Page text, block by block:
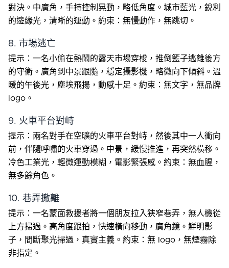
對決。中廣角，手持控制晃動，略低角度。城市藍光，銳利
的邊緣光，清晰的運動。約束：無慢動作，無跳切。
8. 市場逃亡
提示：一名小偷在熱鬧的露天市場穿梭，推倒籃子逃離後方
的守衛。廣角到中景跟隨，穩定攝影機，略微向下傾斜。溫
暖的午後光，塵埃飛揚，動感十足。約束：無文字，無品牌
logo。
9. 火車平台對峙
提示：兩名對手在空曠的火車平台對峙，然後其中一人衝向
前，伴隨呼嘯的火車穿過。中景，緩慢推進，再突然橫移。
冷色工業光，輕微運動模糊，電影緊張感。約束：無血腥，
無多餘角色。
10. 巷弄撤離
提示：一名蒙面救援者將一個朋友拉入狹窄巷弄，無人機從
上方掃過。高角度跟拍，快速橫向移動，廣角鏡。鮮明影
子，間斷聚光掃過，真實主義。約束：無 logo，無煙霧除
非指定。